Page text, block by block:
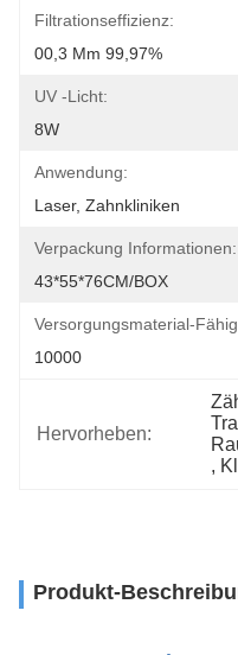
Filtrationseffizienz:
00,3 Μm 99,97%
UV -Licht:
8W
Anwendung:
Laser, Zahnkliniken
Verpackung Informationen:
43*55*76CM/BOX
Versorgungsmaterial-
10000
Hervorheben:
,
Produkt-